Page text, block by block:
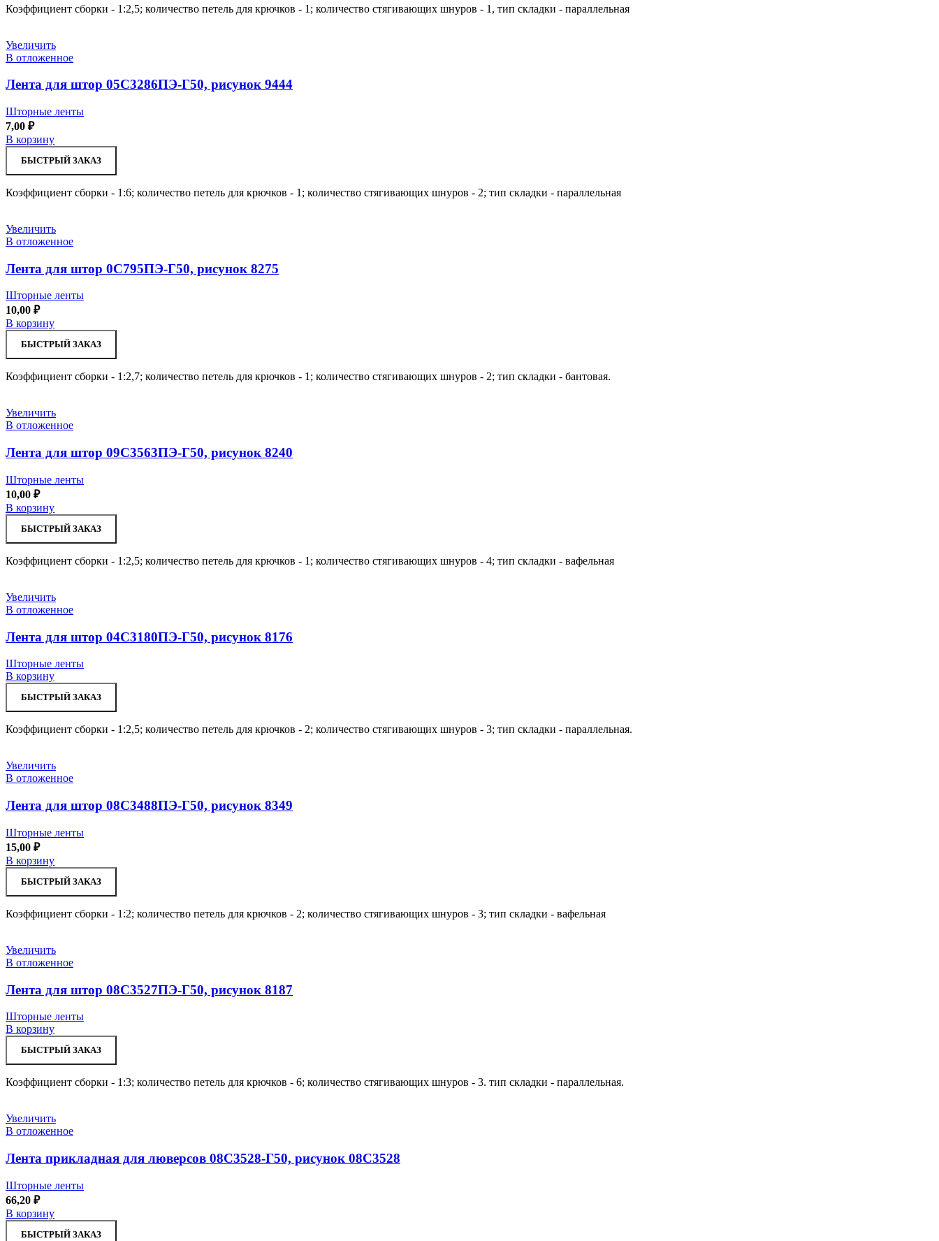
Коэффициент сборки - 1:2,5; количество петель для крючков - 1; количество стягивающих шнуров - 1, тип складки - параллельная
Увеличить
В отложенное
Лента для штор 05С3286ПЭ-Г50, рисунок 9444
Шторные ленты
7,00 ₽
В корзину
БЫСТРЫЙ ЗАКАЗ
Коэффициент сборки - 1:6; количество петель для крючков - 1; количество стягивающих шнуров - 2; тип складки - параллельная
Увеличить
В отложенное
Лента для штор 0С795ПЭ-Г50, рисунок 8275
Шторные ленты
10,00 ₽
В корзину
БЫСТРЫЙ ЗАКАЗ
Коэффициент сборки - 1:2,7; количество петель для крючков - 1; количество стягивающих шнуров - 2; тип складки - бантовая.
Увеличить
В отложенное
Лента для штор 09С3563ПЭ-Г50, рисунок 8240
Шторные ленты
10,00 ₽
В корзину
БЫСТРЫЙ ЗАКАЗ
Коэффициент сборки - 1:2,5; количество петель для крючков - 1; количество стягивающих шнуров - 4; тип складки - вафельная
Увеличить
В отложенное
Лента для штор 04С3180ПЭ-Г50, рисунок 8176
Шторные ленты
В корзину
БЫСТРЫЙ ЗАКАЗ
Коэффициент сборки - 1:2,5; количество петель для крючков - 2; количество стягивающих шнуров - 3; тип складки - параллельная.
Увеличить
В отложенное
Лента для штор 08С3488ПЭ-Г50, рисунок 8349
Шторные ленты
15,00 ₽
В корзину
БЫСТРЫЙ ЗАКАЗ
Коэффициент сборки - 1:2; количество петель для крючков - 2; количество стягивающих шнуров - 3; тип складки - вафельная
Увеличить
В отложенное
Лента для штор 08С3527ПЭ-Г50, рисунок 8187
Шторные ленты
В корзину
БЫСТРЫЙ ЗАКАЗ
Коэффициент сборки - 1:3; количество петель для крючков - 6; количество стягивающих шнуров - 3. тип складки - параллельная.
Увеличить
В отложенное
Лента прикладная для люверсов 08С3528-Г50, рисунок 08С3528
Шторные ленты
66,20 ₽
В корзину
БЫСТРЫЙ ЗАКАЗ